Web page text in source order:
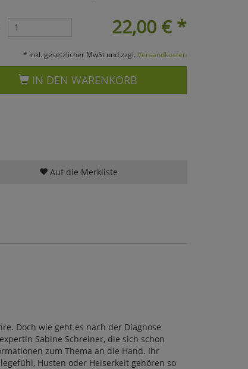
22,00 €*
* inkl. gesetzlicher MwSt und zzgl. Versandkosten
IN DEN WARENKORB
Auf die Merkliste
Doch wie geht es nach der Diagnose
Sabine Schreiner, die sich schon
zum Thema an die Hand. Ihr
Husten oder Heiserkeit gehören so